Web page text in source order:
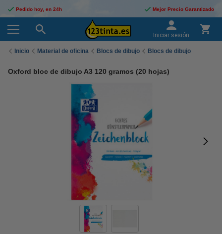
Pedido hoy, en 24h Mejor Precio Garantizado
Iniciar sesión
Inicio Material de oficina Blocs de dibujo Blocs de dibujo
Oxford bloc de dibujo A3 120 gramos (20 hojas)